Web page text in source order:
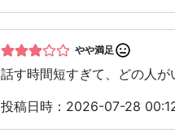
やや満足
話す時間短すぎて、どの人が
投稿日時：2026-07-28